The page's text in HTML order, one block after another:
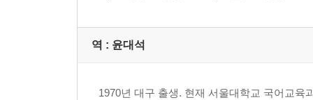
역 : 윤대석
1970년 대구 출생. 현재 서울대학교 국어교육